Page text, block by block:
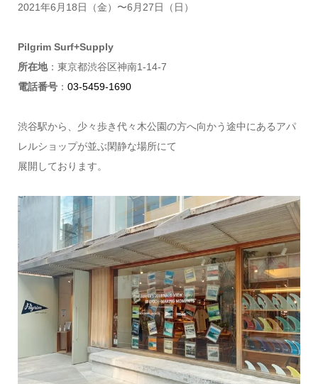
2021年6月18日（金）〜6月27日（日）
Pilgrim Surf+Supply
所在地：東京都渋谷区神南1-14-7
電話番号： 03-5459-1690
渋谷駅から、少々歩き代々木公園の方へ向かう途中にあるアパ
レルショップが並ぶ閑静な場所にて
展開しております。